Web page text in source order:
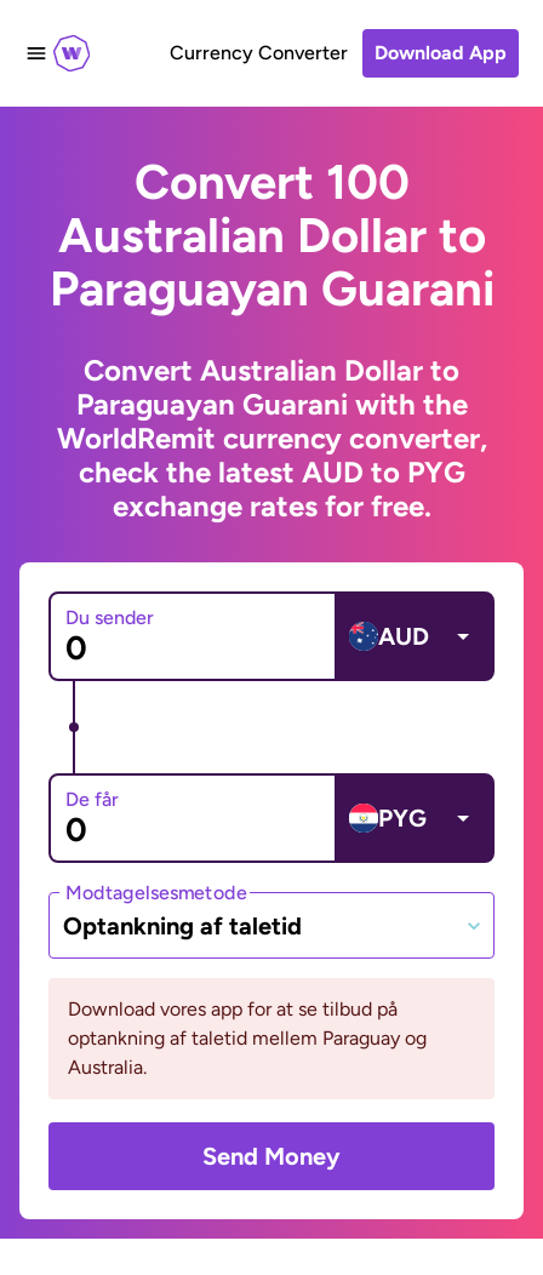
Currency Converter Download App
Convert 100
Australian Dollar to
Paraguayan Guarani
Convert Australian Dollar to
Paraguayan Guarani with the
WorldRemit currency converter,
check the latest AUD to PYG
exchange rates for free.
Du sender
AUD
De får
PYG
Modtagelsesmetode
Optankning af taletid
Download vores app for at se tilbud på
optankning af taletid mellem Paraguay og
Australia.
Send Money